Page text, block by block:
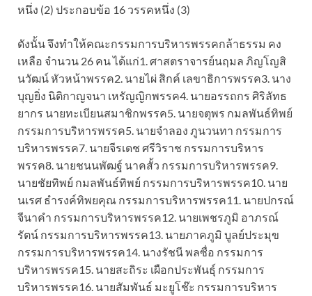
หนึ่ง (2) ประกอบข้อ 16 วรรคหนึ่ง (3)
ดังนั้น จึงทำให้คณะกรรมการบริหารพรรคกล้าธรรม คง
เหลือ จำนวน 26 คน ได้แก่1. ศาสตราจารย์นฤมล ภิญโญสิ
นวัฒน์ หัวหน้าพรรค2. นายไผ่ สิกค์ เลขาธิการพรรค3. นาง
บุญยิ่ง นิติกาญจนา เหรัญญิกพรรค4. นายอรรถกร ศิริลัทธ
ยากร นายทะเบียนสมาชิกพรรค5. นายจตุพร กมลพันธ์ทิพย์
กรรมการบริหารพรรค5. นายจำลอง ภูนวนทา กรรมการ
บริหารพรรค7. นายจีรเดช ศรีวิราช กรรมการบริหาร
พรรค8. นายชนนพัฒฐ์ นาคสั้ว กรรมการบริหารพรรค9.
นายชัยทิพย์ กมลพันธ์ทิพย์ กรรมการบริหารพรรค10. นาย
นเรศ ธำรงค์ทิพยคุณ กรรมการบริหารพรรค11. นายปกรณ์
จีนาคำ กรรมการบริหารพรรค12. นายเพชรภูมิ อาภรณ์
รัตน์ กรรมการบริหารพรรค13. นายภาคภูมิ บูลย์ประมุข
กรรมการบริหารพรรค14. นางรัชนี พลซื่อ กรรมการ
บริหารพรรค15. นายสะถิระ เผือกประพันธุ์ กรรมการ
บริหารพรรค16. นายสัมพันธ์ มะยูโช๊ะ กรรมการบริหาร